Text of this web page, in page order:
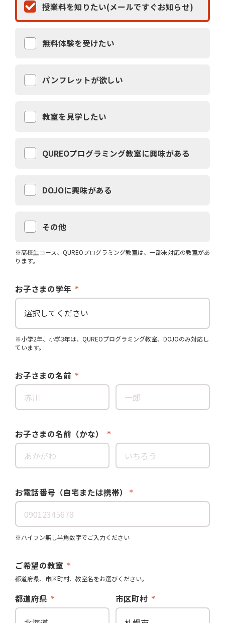
授業料を知りたい(メールですぐお知らせ)
無料体験を受けたい
パンフレットが欲しい
教室を見学したい
QUREOプログラミング教室に興味がある
DOJOに興味がある
その他
※高校生コース、QUREOプログラミング教室は、一部未対応の教室があ
ります。
お子さまの学年
※小学2年、小学3年は、QUREOプログラミング教室、DOJOのみ対応し
ています。
お子さまの名前
お子さまの名前（かな）
お電話番号（自宅または携帯）
※ハイフン無し半角数字でご入力ください
ご希望の教室
都道府県、市区町村、教室名をお選びください。
都道府県 市区町村